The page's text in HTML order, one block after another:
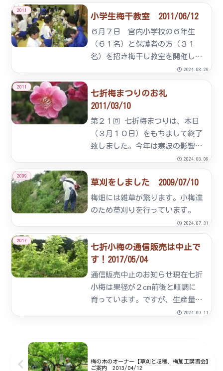
用意して皆様のご参加をお待ちし
ています。◆開催日時平成19年2
月25日（日）ＡＭ11：00よりも
ちつき大会去年の様子 毎...
2011
小学生梅干教室 2011/06/12
６月７日 宮内小学校の６年生
（６１名）と保護者の方（３１
名）を招き梅干し教室を開催しま
した。当日はあいにくの雨でした
が、元気いっぱいの生徒さん達は
たわわに実った梅の実をていねい
に収穫していました。収穫した梅
の実は専用の選果機にかけてそれ
ぞれ...
2024.08.26
2011
七折梅まつりのお礼
2011/03/10
第２１回 七折梅まつりは、本日
（３月１０日）をもちまして終了
致しました。今年は寒波の影響
で、例年になく開花が遅れ気味で
したが、週末には良いお天気に恵
まれ、梅まつり開催期間中には、
四国四県をはじめ九州、中国地
方、遠くは関東地方など全国各地
2024.08.09
2009
草刈をしました 2009/07/10
梅畑には雑草が繁ります。小梅達
のため草刈りを行っています。
2024.07.31
2017
七折小梅の通信販売は中止で
す！2017/05/04
通信販売中止のお知らせ現在七折
小梅は果径が２cm前後と順調に
育っています。ですが、生産量が
例年の２０～３０％と予想されま
2024.09.11
梅の木のオーナー【草刈と収穫、梅加工講習会】
ご案内 2013/04/12